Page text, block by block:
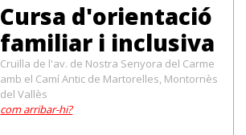
Cursa d'orientació
familiar i inclusiva
Cruïlla de l'av. de Nostra Senyora del Carme
amb el Camí Antic de Martorelles, Montornès
del Vallès
com arribar-hi?